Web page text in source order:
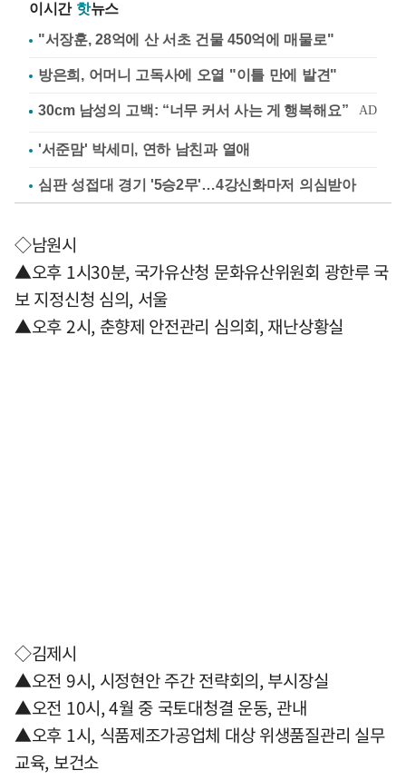
이시간 핫뉴스
"서장훈, 28억에 산 서초 건물 450억에 매물로"
방은희, 어머니 고독사에 오열 "이틀 만에 발견"
'서준맘' 박세미, 연하 남친과 열애
심판 성접대 경기 '5승2무'…4강신화마저 의심받아
◇남원시
▲오후 1시30분, 국가유산청 문화유산위원회 광한루 국
보 지정신청 심의, 서울
▲오후 2시, 춘향제 안전관리 심의회, 재난상황실
◇김제시
▲오전 9시, 시정현안 주간 전략회의, 부시장실
▲오전 10시, 4월 중 국토대청결 운동, 관내
▲오후 1시, 식품제조가공업체 대상 위생품질관리 실무
교육, 보건소